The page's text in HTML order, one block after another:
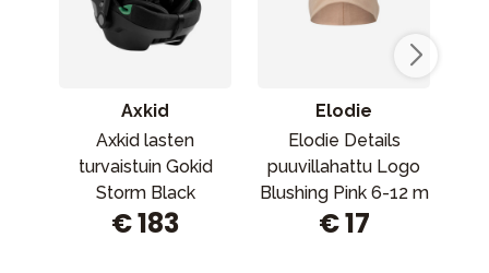
Axkid
Axkid lasten
turvaistuin Gokid
Storm Black
€ 183
Elodie
Elodie Details
puuvillahattu Logo
Blushing Pink 6-12 m
€ 17